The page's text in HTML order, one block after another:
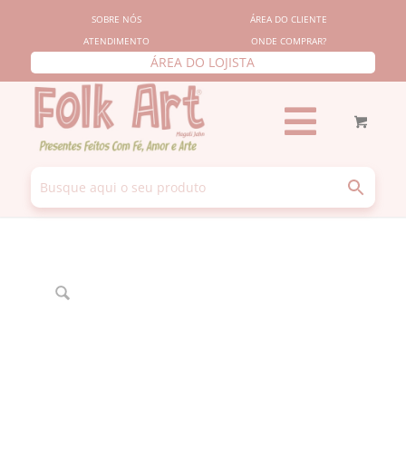
SOBRE NÓS
ÁREA DO CLIENTE
ATENDIMENTO
ONDE COMPRAR?
ÁREA DO LOJISTA